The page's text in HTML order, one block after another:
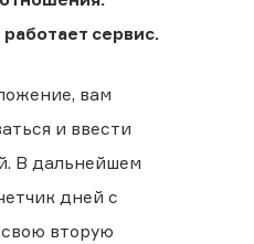
сервис.
вам
и ввести
В дальнейшем
дней с
вторую